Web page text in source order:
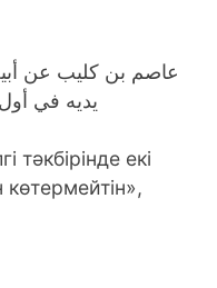
عاصم بن كليب عن
يديه في
тәкбірінде екі
көтермейтін»,